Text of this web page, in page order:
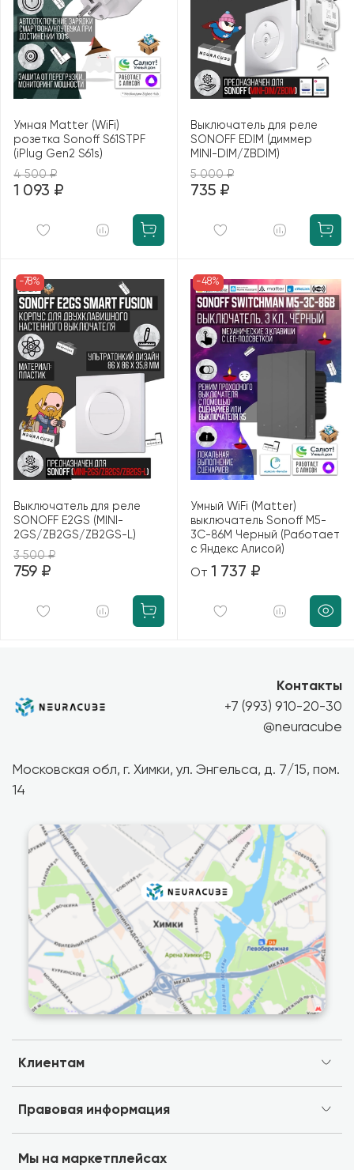
Умная Matter (WiFi)
розетка Sonoff S61STPF
(iPlug Gen2 S61s)
4 500 ₽
1 093 ₽
Выключатель для реле
SONOFF EDIM (диммер
MINI-DIM/ZBDIM)
5 000 ₽
735 ₽
-78%
Выключатель для реле
SONOFF E2GS (MINI-
2GS/ZB2GS/ZB2GS-L)
3 500 ₽
759 ₽
-48%
Умный WiFi (Matter)
выключатель Sonoff M5-
3C-86M Черный (Работает
с Яндекс Алисой)
От 1 737 ₽
Контакты
+7 (993) 910-20-30
@neuracube
Клиентам
Правовая информация
Мы на маркетплейсах
Московская обл, г. Химки, ул. Энгельса, д. 7/15, пом.
14